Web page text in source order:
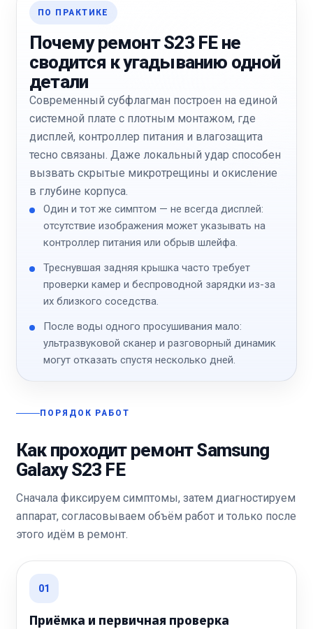
ПО ПРАКТИКЕ
Почему ремонт S23 FE не
сводится к угадыванию одной
детали
Современный субфлагман построен на единой
системной плате с плотным монтажом, где
дисплей, контроллер питания и влагозащита
тесно связаны. Даже локальный удар способен
вызвать скрытые микротрещины и окисление
в глубине корпуса.
Один и тот же симптом — не всегда дисплей:
отсутствие изображения может указывать на
контроллер питания или обрыв шлейфа.
Треснувшая задняя крышка часто требует
проверки камер и беспроводной зарядки из-за
их близкого соседства.
После воды одного просушивания мало:
ультразвуковой сканер и разговорный динамик
могут отказать спустя несколько дней.
ПОРЯДОК РАБОТ
Как проходит ремонт Samsung
Galaxy S23 FE
Сначала фиксируем симптомы, затем диагностируем
аппарат, согласовываем объём работ и только после
этого идём в ремонт.
01
Приёмка и первичная проверка